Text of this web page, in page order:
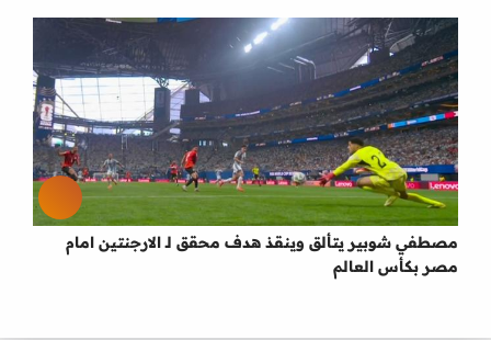
مصطفي شوبير يتألق وينقذ هدف محقق لـ الارجنتين امام
مصر بكأس العالم